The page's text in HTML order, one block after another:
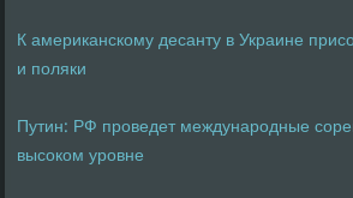
К американскому десанту в Украине
и поляки
Путин: РФ проведет международные
высоком уровне